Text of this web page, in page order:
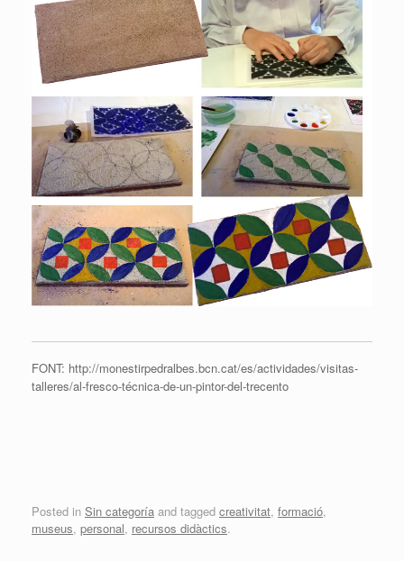
FONT: http://monestirpedralbes.bcn.cat/es/actividades/visitas-
talleres/al-fresco-técnica-de-un-pintor-del-trecento
Posted in Sin categoría and tagged creativitat, formació,
museus, personal, recursos didàctics.